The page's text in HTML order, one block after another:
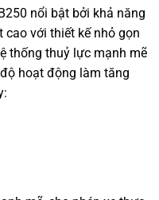
nổi bật bởi khả năng
với thiết kế nhỏ gọn
thống thuỷ lực mạnh mẽ
hoạt động làm tăng